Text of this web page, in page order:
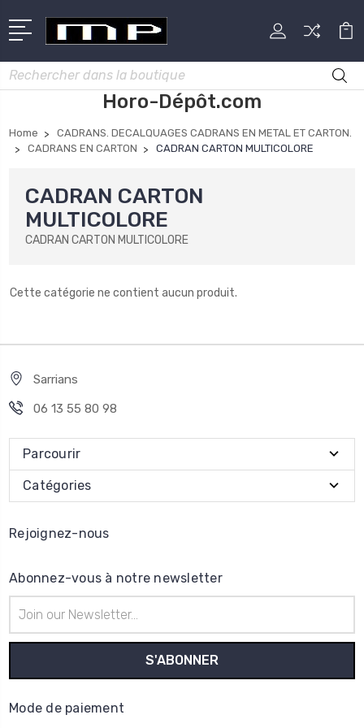
Rechercher
Horo-Dépôt.com
Home
CADRANS. DECALQUAGES CADRANS EN METAL ET CARTON.
CADRANS EN CARTON
CADRAN CARTON MULTICOLORE
CADRAN CARTON
MULTICOLORE
CADRAN CARTON MULTICOLORE
Cette catégorie ne contient aucun produit.
Sarrians
06 13 55 80 98
Parcourir
Catégories
Rejoignez-nous
Abonnez-vous à notre newsletter
e-
mail
Mode de paiement